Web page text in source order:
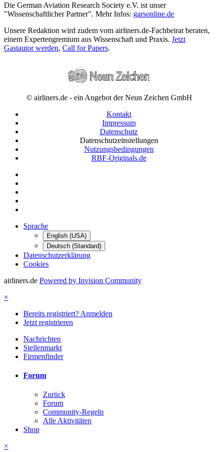
Die German Aviation Research Society e.V. ist unser
"Wissenschaftlicher Partner". Mehr Infos: garsonline.de
Unsere Redaktion wird zudem vom airliners.de-Fachbeirat beraten,
einem Expertengremium aus Wissenschaft und Praxis. Jetzt
Gastautor werden, Call for Papers.
© airliners.de - ein Angebot der Neun Zeichen GmbH
Kontakt
Impressum
Datenschutz
Datenschutzeinstellungen
Nutzungsbedingungen
RBF-Originals.de
Sprache
English (USA)
Deutsch (Standard)
Datenschutzerklärung
Cookies
airliners.de Powered by Invision Community
×
Bereits registriert? Anmelden
Jetzt registrieren
Nachrichten
Stellenmarkt
Firmenfinder
Forum
Zurück
Forum
Community-Regeln
Alle Aktivitäten
Shop
×